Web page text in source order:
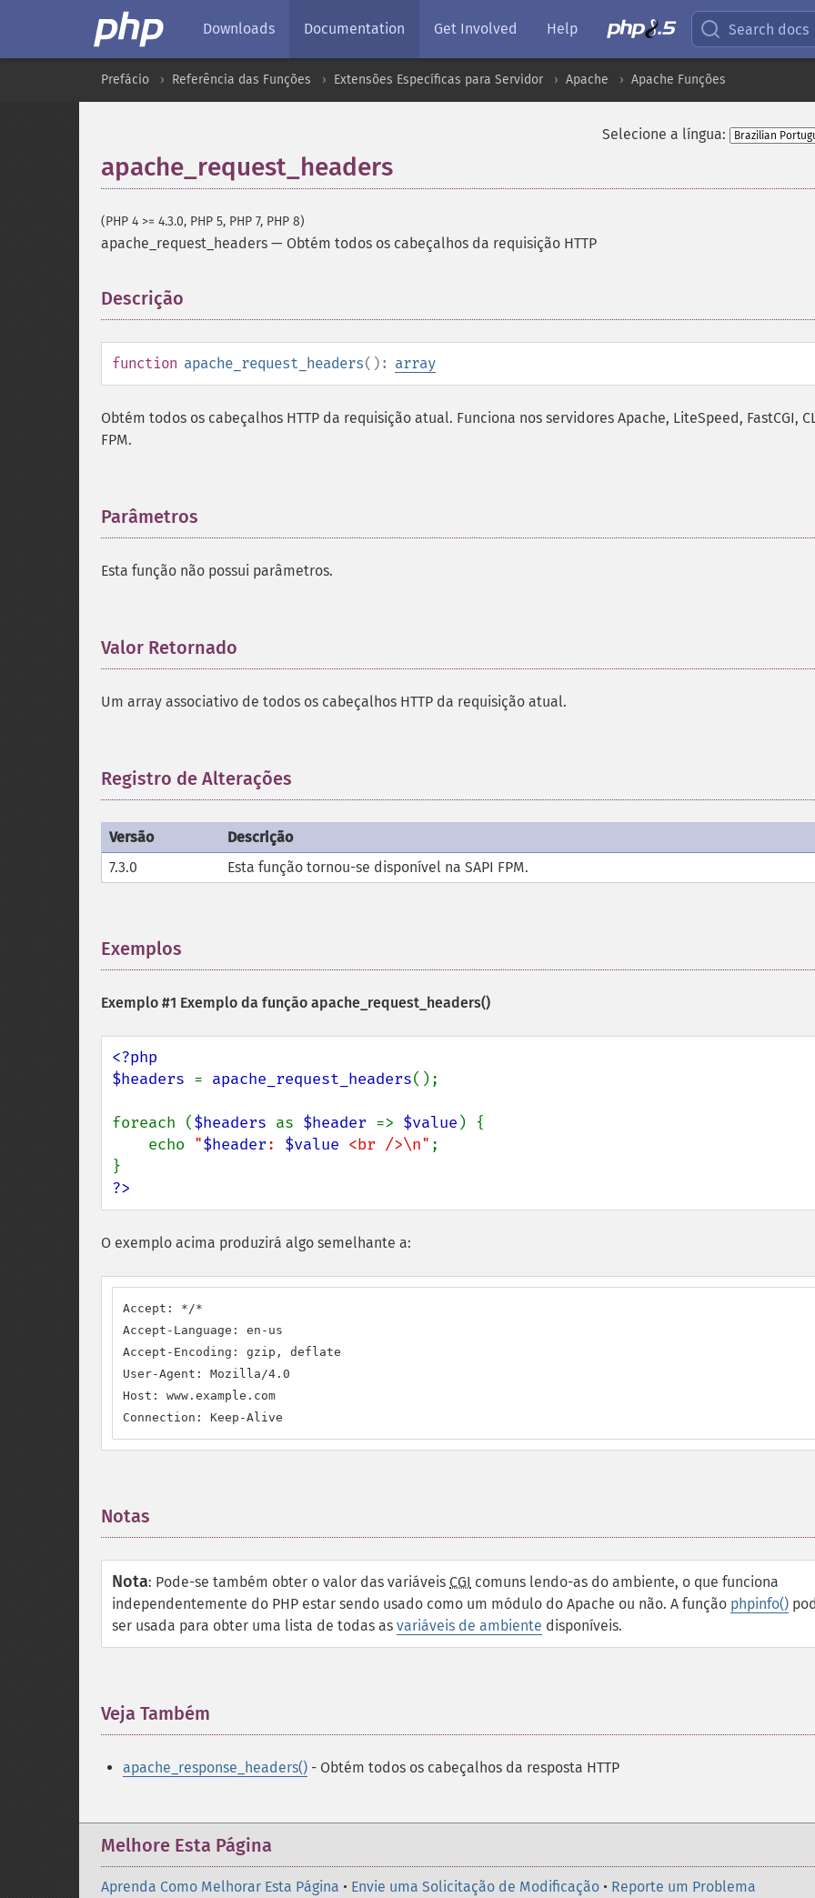
Downloads Documentation Get Involved Help Search docs
Prefácio Referência das Funções Extensões Específicas para Servidor Apache Apache Funções
Selecione a língua:
apache_request_headers
(PHP 4 >= 4.3.0, PHP 5, PHP 7, PHP 8)
apache_request_headers — Obtém todos os cabeçalhos da requisição HTTP
Descrição
function apache_request_headers(): array
Obtém todos os cabeçalhos HTTP da requisição atual. Funciona nos servidores Apache, LiteSpeed, FastCGI,
FPM.
Parâmetros
Esta função não possui parâmetros.
Valor Retornado
Um array associativo de todos os cabeçalhos HTTP da requisição atual.
Registro de Alterações
Versão
Descrição
7.3.0
Esta função tornou-se disponível na SAPI FPM.
Exemplos
Exemplo #1 Exemplo da função apache_request_headers()
<?php
$headers = apache_request_headers();
foreach ($headers as $header => $value ) {
    echo
"$header: $value <br />\n" ;
?>
O exemplo acima produzirá algo semelhante a:
Accept: */*
Accept-Language: en-us
Accept-Encoding: gzip, deflate
User-Agent: Mozilla/4.0
Host: www.example.com
Connection: Keep-Alive
Notas
Nota: Pode-se também obter o valor das variáveis CGI comuns lendo-as do ambiente, o que funciona
independentemente do PHP estar sendo usado como um módulo do Apache ou não. A função phpinfo()
ser usada para obter uma lista de todas as variáveis de ambiente disponíveis.
Veja Também
apache_response_headers() - Obtém todos os cabeçalhos da resposta HTTP
Melhore Esta Página
Aprenda Como Melhorar Esta Página • Envie uma Solicitação de Modificação • Reporte um Problema